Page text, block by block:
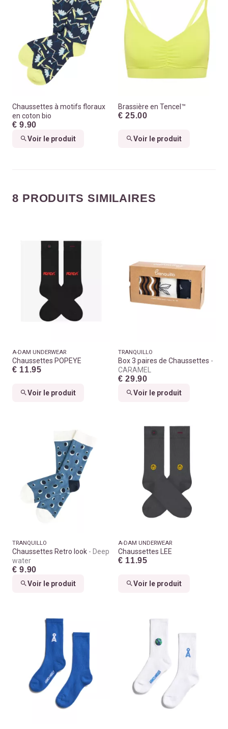
Chaussettes à motifs floraux
en coton bio
€ 9.90
Voir le produit
Brassière en Tencel™
€ 25.00
Voir le produit
8 PRODUITS SIMILAIRES
A-DAM UNDERWEAR
Chaussettes POPEYE
€ 11.95
Voir le produit
TRANQUILLO
Box 3 paires de Chaussettes
CARAMEL
€ 29.90
Voir le produit
TRANQUILLO
Chaussettes Retro look
Deep
water
€ 9.90
Voir le produit
A-DAM UNDERWEAR
Chaussettes LEE
€ 11.95
Voir le produit